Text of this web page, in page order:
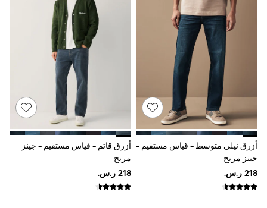
Joggers
adidas
Nike
All Girls Schoolwear
Shoes
Dresses
Trousers
Skirts
Shirts
Polo Shirts
Sweatshirts
Cardigans
Coats & Jackets
All Girls Sports & Swimwear
أزرق نيلي متوسط - قياس مستقيم -
جينز مريح
أزرق قاتم - قياس مستقيم - جينز
مريح